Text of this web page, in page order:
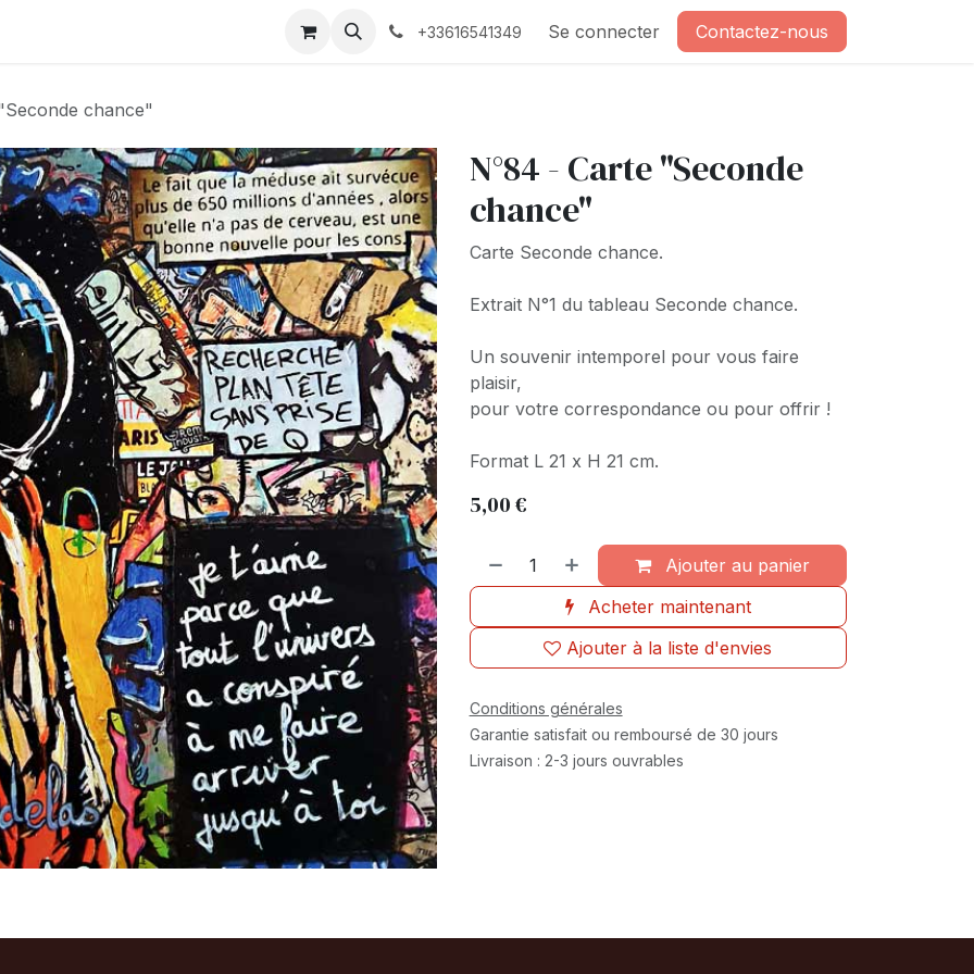
+33616541349 Se connecter Contactez-nous
chance"
N°84 - Carte "Seconde
chance"
Carte Seconde chance.
Extrait N°1 du tableau Seconde chance.
Un souvenir intemporel pour vous faire
plaisir,
pour votre correspondance ou pour offrir !
Format L 21 x H 21 cm.
5,00€
Ajouter au panier
Acheter maintenant
Ajouter à la liste d'envies
Conditions générales
Garantie satisfait ou remboursé de 30 jours
Livraison : 2-3 jours ouvrables